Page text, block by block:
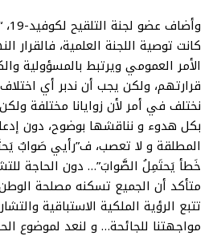
كانت توصية اللجنة العلمية، فالقرار
الأمر العمومي ويرتبط بالمسؤولية
قرارتهم، ولكن يجب أن ندبر أي
نختلف في أمر لأن زوايانا مختلفة
بكل هدوء و نناقشها بوضوح، دون
المطلقة و لا تعصب، ف”رأيي صَوابٌ
خَطأ يَحتَمِلُ الصَّوابَ”… دون الحاجة
متأكد أن الجميع تسكنه مصلحة
تتبع الرؤية الملكية الاستباقية
مواجهتنا للجائحة… و لنعد لموضوع